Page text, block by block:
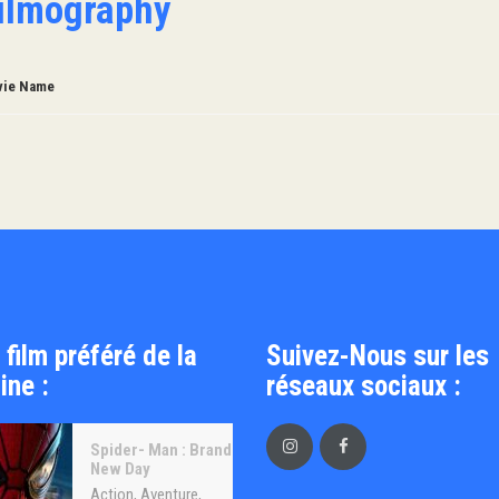
Name
film préféré de la
:
Spider- Man : Brand
New Day
Action, Aventure,
Suivez-Nous sur les
réseaux sociaux :